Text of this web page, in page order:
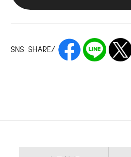
SNS SHARE/